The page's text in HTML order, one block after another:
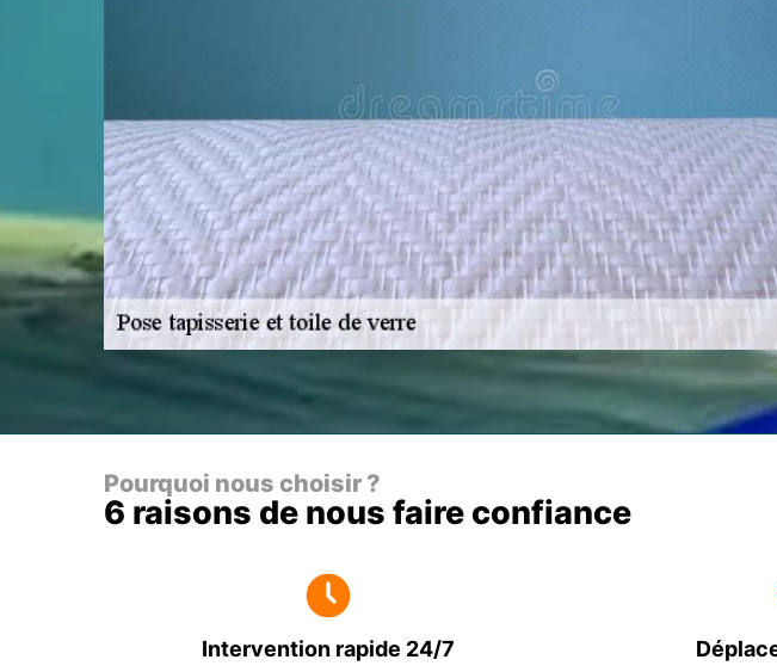
Pourquoi nous choisir ?
6 raisons de nous faire confiance
Intervention rapide 24/7